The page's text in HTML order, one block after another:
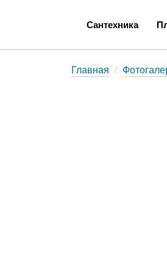
Сантехника
Главная